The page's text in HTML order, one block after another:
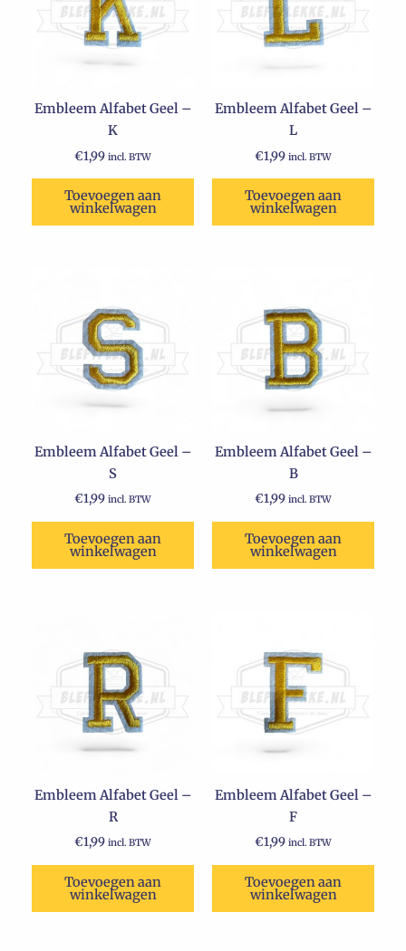
Embleem Alfabet Geel –
K
€1,99 incl. BTW
Toevoegen aan
winkelwagen
Embleem Alfabet Geel –
L
€1,99 incl. BTW
Toevoegen aan
winkelwagen
Embleem Alfabet Geel –
S
€1,99 incl. BTW
Toevoegen aan
winkelwagen
Embleem Alfabet Geel –
B
€1,99 incl. BTW
Toevoegen aan
winkelwagen
Embleem Alfabet Geel –
R
€1,99 incl. BTW
Toevoegen aan
winkelwagen
Embleem Alfabet Geel –
F
€1,99 incl. BTW
Toevoegen aan
winkelwagen